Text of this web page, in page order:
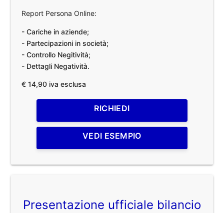
Report Persona Online:
- Cariche in aziende;
- Partecipazioni in società;
- Controllo Negitività;
- Dettagli Negatività.
€ 14,90 iva esclusa
RICHIEDI
VEDI ESEMPIO
Presentazione ufficiale bilancio